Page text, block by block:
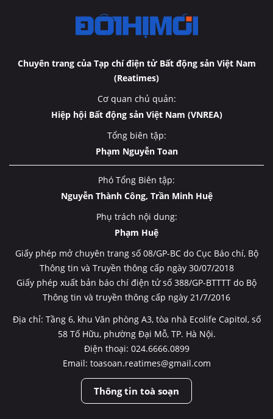
Chuyên trang của Tạp chí điện tử Bất động sản Việt Nam
(Reatimes)
Cơ quan chủ quản:
Hiệp hội Bất động sản Việt Nam (VNREA)
Tổng biên tập:
Phạm Nguyễn Toan
Phó Tổng Biên tập:
Nguyễn Thành Công, Trần Minh Huệ
Phụ trách nội dung:
Phạm Huệ
Giấy phép mở chuyên trang số 08/GP-BC do Cục Báo chí, Bộ
Thông tin và Truyền thông cấp ngày 30/07/2018
Giấy phép xuất bản báo chí điện tử số 388/GP-BTTTT do Bộ
Thông tin và truyền thông cấp ngày 21/7/2016
Địa chỉ: Tầng 6, khu Văn phòng A3, tòa nhà Ecolife Capitol, số
58 Tố Hữu, phường Đại Mỗ, TP. Hà Nội.
Điện thoại: 024.6666.0899
Email: toasoan.reatimes@gmail.com
Thông tin toà soạn